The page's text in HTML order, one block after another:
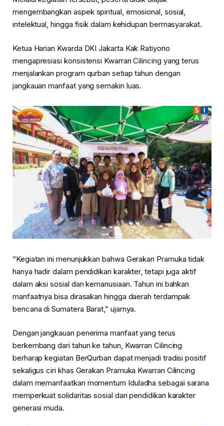
mengembangkan aspek spiritual, emosional, sosial,
intelektual, hingga fisik dalam kehidupan bermasyarakat.
Ketua Harian Kwarda DKI Jakarta Kak Ratiyono
mengapresiasi konsistensi Kwarran Cilincing yang terus
menjalankan program qurban setiap tahun dengan
jangkauan manfaat yang semakin luas.
“Kegiatan ini menunjukkan bahwa Gerakan Pramuka tidak
hanya hadir dalam pendidikan karakter, tetapi juga aktif
dalam aksi sosial dan kemanusiaan. Tahun ini bahkan
manfaatnya bisa dirasakan hingga daerah terdampak
bencana di Sumatera Barat,” ujarnya.
Dengan jangkauan penerima manfaat yang terus
berkembang dari tahun ke tahun, Kwarran Cilincing
berharap kegiatan BerQurban dapat menjadi tradisi positif
sekaligus ciri khas Gerakan Pramuka Kwarran Cilincing
dalam memanfaatkan momentum Iduladha sebagai sarana
memperkuat solidaritas sosial dan pendidikan karakter
generasi muda.